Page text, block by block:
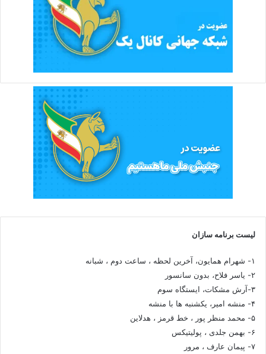
لیست برنامه سازان
۱- شهرام همایون، آخرین لحظه ، ساعت دوم ، شبانه
۲- یاسر فلاح، بدون سانسور
۳-آرش مشکات، ایستگاه سوم
۴- منشه امیر، یکشنبه ها با منشه
۵- محمد منظر پور ، خط قرمز ، هدلاین
۶- بهمن جلدی ، پولیتیکس
۷- پیمان عارف ، مرور